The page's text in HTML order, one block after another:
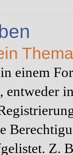
einem
entweder
Z.